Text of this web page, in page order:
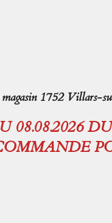
1752 Villars-
08.08.2026